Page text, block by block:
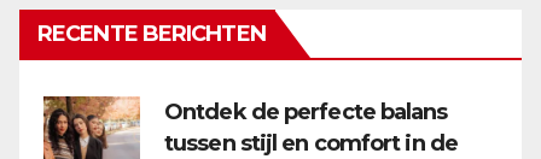
RECENTE BERICHTEN
Ontdek de perfecte balans
tussen stijl en comfort in de